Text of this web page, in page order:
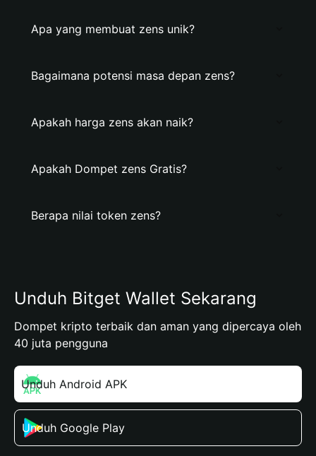
Apa yang membuat zens unik?
Bagaimana potensi masa depan zens?
Apakah harga zens akan naik?
Apakah Dompet zens Gratis?
Berapa nilai token zens?
Unduh Bitget Wallet Sekarang
Dompet kripto terbaik dan aman yang dipercaya oleh
40 juta pengguna
Unduh Android APK
Unduh Google Play